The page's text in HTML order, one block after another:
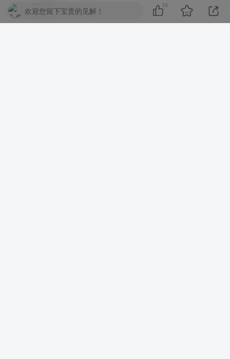
3年前 631
欢迎您留下宝贵的见解！
10